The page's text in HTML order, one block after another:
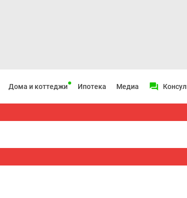
Дома и коттеджи Ипотека Медиа